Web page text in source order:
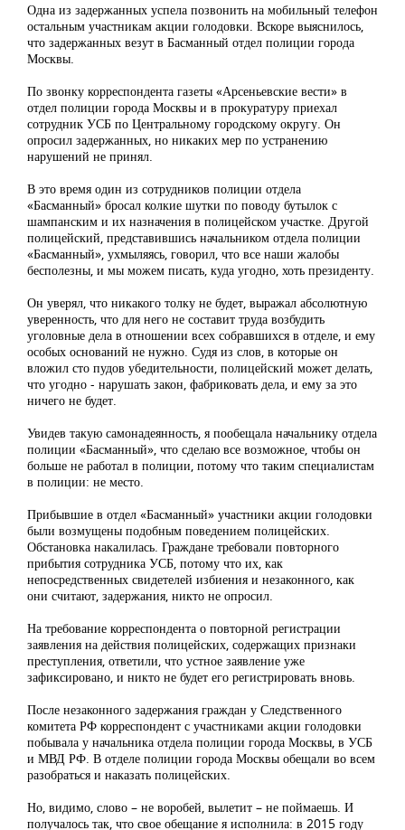
Одна из задержанных успела позвонить на мобильный телефон
остальным участникам акции голодовки. Вскоре выяснилось,
что задержанных везут в Басманный отдел полиции города
Москвы.
По звонку корреспондента газеты «Арсеньевские вести» в
отдел полиции города Москвы и в прокуратуру приехал
сотрудник УСБ по Центральному городскому округу. Он
опросил задержанных, но никаких мер по устранению
нарушений не принял.
В это время один из сотрудников полиции отдела
«Басманный» бросал колкие шутки по поводу бутылок с
шампанским и их назначения в полицейском участке. Другой
полицейский, представившись начальником отдела полиции
«Басманный», ухмыляясь, говорил, что все наши жалобы
бесполезны, и мы можем писать, куда угодно, хоть президенту.
Он уверял, что никакого толку не будет, выражал абсолютную
уверенность, что для него не составит труда возбудить
уголовные дела в отношении всех собравшихся в отделе, и ему
особых оснований не нужно. Судя из слов, в которые он
вложил сто пудов убедительности, полицейский может делать,
что угодно - нарушать закон, фабриковать дела, и ему за это
ничего не будет.
Увидев такую самонадеянность, я пообещала начальнику отдела
полиции «Басманный», что сделаю все возможное, чтобы он
больше не работал в полиции, потому что таким специалистам
в полиции: не место.
Прибывшие в отдел «Басманный» участники акции голодовки
были возмущены подобным поведением полицейских.
Обстановка накалилась. Граждане требовали повторного
прибытия сотрудника УСБ, потому что их, как
непосредственных свидетелей избиения и незаконного, как
они считают, задержания, никто не опросил.
На требование корреспондента о повторной регистрации
заявления на действия полицейских, содержащих признаки
преступления, ответили, что устное заявление уже
зафиксировано, и никто не будет его регистрировать вновь.
После незаконного задержания граждан у Следственного
комитета РФ корреспондент с участниками акции голодовки
побывала у начальника отдела полиции города Москвы, в УСБ
и МВД РФ. В отделе полиции города Москвы обещали во всем
разобраться и наказать полицейских.
Но, видимо, слово – не воробей, вылетит – не поймаешь. И
получалось так, что свое обещание я исполнила: в 2015 году